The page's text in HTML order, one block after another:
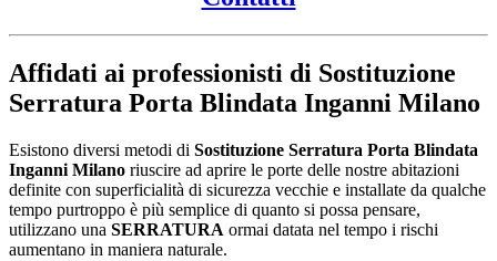
Affidati ai professionisti di Sostituzione
Serratura Porta Blindata Inganni Milano
Esistono diversi metodi di Sostituzione Serratura Porta Blindata
Inganni Milano riuscire ad aprire le porte delle nostre abitazioni
definite con superficialità di sicurezza vecchie e installate da qualche
tempo purtroppo è più semplice di quanto si possa pensare,
utilizzano una SERRATURA ormai datata nel tempo i rischi
aumentano in maniera naturale.